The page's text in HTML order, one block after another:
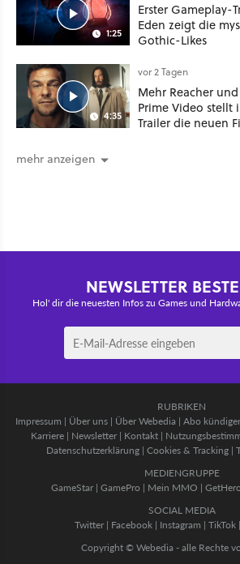
1:25
Erster Gameplay-
Eden zeigt die
Gothic-Likes
4:35
vor 2 Tagen
Mehr Reacher
Prime Video stellt
Trailer die neuen
mehr anzeigen
NEWSLETTER
Hol' dir die neuesten Infos zu Games und
RUBRIKEN
Impressum | Über uns| Über Webedia | Abo
Karriere | Newsletter | Kontakt |
Datenschutzerklärung | Cookies & Tracking |
MEDIENGRUPPE
GameStar| GamePro | Mein MMO | GetHero
SOCIAL MEDIA
Twitter | Facebook | Instagram | TikTok |
Copyright © Webedia - alle Rechte